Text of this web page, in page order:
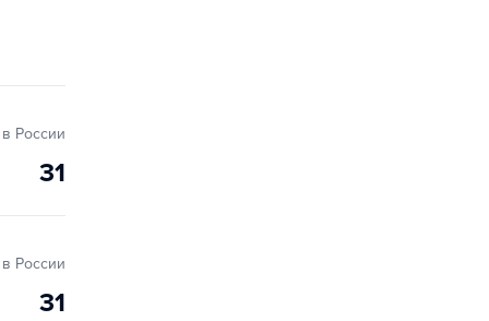
в России
31
в России
31